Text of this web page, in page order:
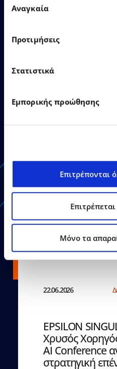
σας χρήση των υπηρεσιών
συγκατάθεσης
Αναγκαία
Προτιμήσεις
Στατιστικά
Εμπορικής προώθησης
Επιτρέπονται
Mόνο τα
νέο της κτίριο
Δείτε Περισσότερα
22.06.2026
EPSILON
Χρυσός
AI Conference
στρατηγική